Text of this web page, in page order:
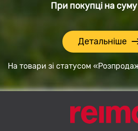
При покупці на суму
Детальніше
На товари зі статусом